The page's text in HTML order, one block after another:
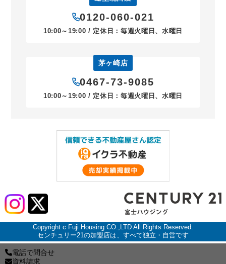
0120-060-021
10:00～19:00 / 定休日：毎週火曜日、水曜日
茅ヶ崎店
0467-73-9085
10:00～19:00 / 定休日：毎週火曜日、水曜日
Copyright c Fuji Housing CO.,LTD All Rights Reserved.
センチュリー21の加盟店は、すべて独立・自営です
電話で問合せ
資料請求